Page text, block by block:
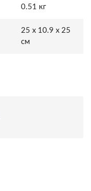
0.51 кг
25 x 10.9 x 25
см